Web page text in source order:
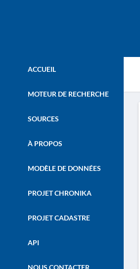
ACCUEIL
MOTEUR DE RECHERCHE
SOURCES
À PROPOS
MODÈLE DE DONNÉES
PROJET CHRONIKA
PROJET CADASTRE
API
NOUS CONTACTER